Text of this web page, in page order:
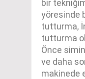
bir
yöresinde
tutturma,
tutturma
Önce
ve daha
makinede